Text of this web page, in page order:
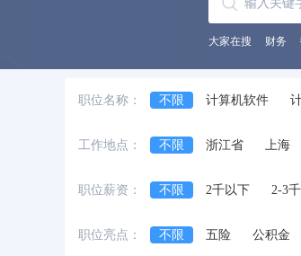
大家在搜 财务
职位名称： 不限 计算机软件
服装/纺织/皮革
采购
艺术/设计
建筑工程
工作地点： 不限 浙江省 上海
台湾省
香港
职位薪资： 不限 2千以下 2-3千
职位亮点： 不限 五险 公积金